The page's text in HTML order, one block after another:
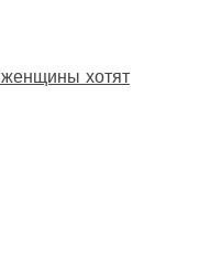
женщины хотят